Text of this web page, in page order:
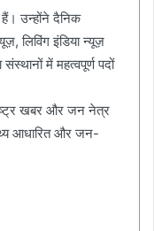
उन्होंने दैनिक
लिविंग इंडिया न्यूज़
में महत्वपूर्ण पदों
खबर और जन नेत्र
आधारित और जन-